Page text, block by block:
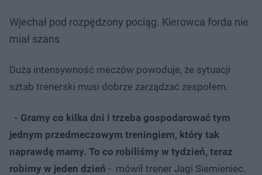
Wjechał pod rozpędzony pociąg. Kierowca forda nie
miał szans
Duża intensywność meczów powoduje, że sytuacji
sztab trenerski musi dobrze zarządzać zespołem.
- Gramy co kilka dni i trzeba gospodarować tym
jednym przedmeczowym treningiem, który tak
naprawdę mamy. To co robiliśmy w tydzień, teraz
robimy w jeden dzień - mówił trener Jagi Siemieniec.